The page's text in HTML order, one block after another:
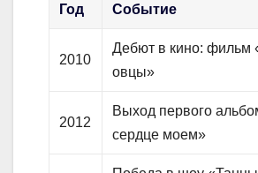
Год Событие
2010
Дебют в кино: фильм
овцы»
2012
Выход первого
сердце моем»